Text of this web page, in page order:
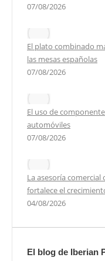
07/08/2026
El plato combinado
las mesas españolas
07/08/2026
El uso de
automóviles
07/08/2026
La asesoría
fortalece el
04/08/2026
El blog de Iberian